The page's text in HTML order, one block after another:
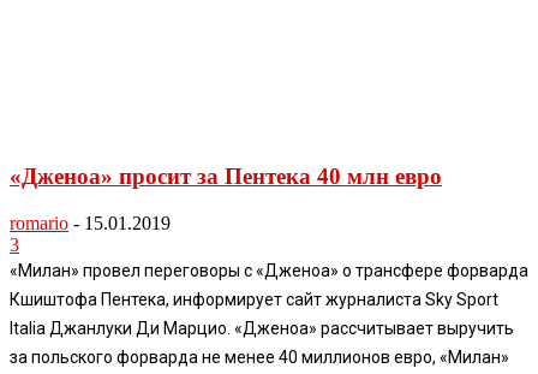
«Дженоа» просит за Пентека 40 млн евро
romario - 15.01.2019
3
«Милан» провел переговоры с «Дженоа» о трансфере форварда
Кшиштофа Пентека, информирует сайт журналиста Sky Sport
Italia Джанлуки Ди Марцио. «Дженоа» рассчитывает выручить
за польского форварда не менее 40 миллионов евро, «Милан»